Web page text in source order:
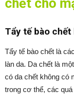
chết cho
Tẩy tế bào chết
Tẩy tế bào chết là
làn da. Da chết là
có da chết không có
trong cơ thể, các